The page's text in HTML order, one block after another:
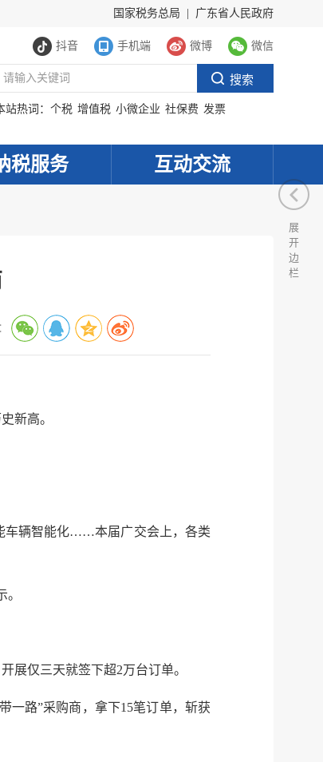
国家税务总局 广东省人民政府
抖音 手机端 微博 微信
站热词： 个税 增值税 小微企业 社保费 发票
税服务 互动交流
新高。
车辆智能化……本届广交会上，各类
展仅三天就签下超2万台订单。
一路”采购商，拿下15笔订单，斩获
展
开
边
栏